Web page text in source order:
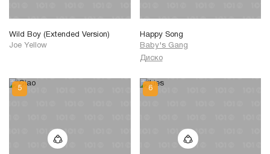
Wild Boy (Extended Version)
Joe Yellow
Happy Song
Baby's Gang
Диско